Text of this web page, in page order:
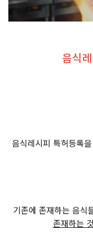
음식
음식레시피 특허등록
기존에 존재하는 음식
존재하는